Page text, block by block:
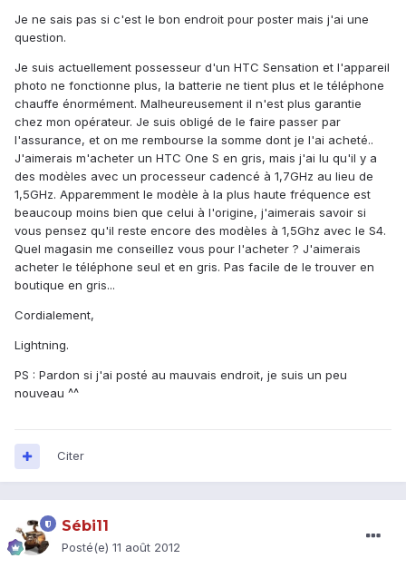
Je ne sais pas si c'est le bon endroit pour poster mais j'ai une
question.
Je suis actuellement possesseur d'un HTC Sensation et l'appareil
photo ne fonctionne plus, la batterie ne tient plus et le téléphone
chauffe énormément. Malheureusement il n'est plus garantie
chez mon opérateur. Je suis obligé de le faire passer par
l'assurance, et on me rembourse la somme dont je l'ai acheté..
J'aimerais m'acheter un HTC One S en gris, mais j'ai lu qu'il y a
des modèles avec un processeur cadencé à 1,7GHz au lieu de
1,5GHz. Apparemment le modèle à la plus haute fréquence est
beaucoup moins bien que celui à l'origine, j'aimerais savoir si
vous pensez qu'il reste encore des modèles à 1,5Ghz avec le S4.
Quel magasin me conseillez vous pour l'acheter ? J'aimerais
acheter le téléphone seul et en gris. Pas facile de le trouver en
boutique en gris...
Cordialement,
Lightning.
PS : Pardon si j'ai posté au mauvais endroit, je suis un peu
nouveau ^^
Citer
Sébi11
Posté(e) 11 août 2012